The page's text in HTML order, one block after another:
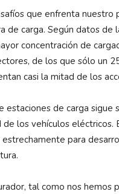
que enfrenta nuestro
de carga. Según datos
concentración de
de los que sólo un
casi la mitad de los
estaciones de carga sigue
los vehículos
para
tal como nos hemos